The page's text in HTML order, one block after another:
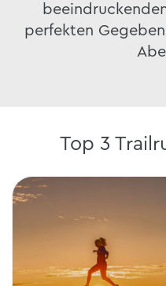
perfekten
Top 3